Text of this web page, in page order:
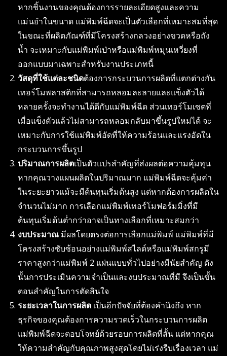
หากชิ้นงานของคุณต้องการรายละเอียดสูงและความ
แม่นยำในขนาด แม่พิมพ์ฉีดจะเป็นตัวเลือกที่เหมาะสมที่สุด
ในขณะที่ผลิตภัณฑ์ที่มีโครงสร้างกลวงอย่างขวดหรือถัง
น้ำ จะเหมาะกับแม่พิมพ์เป่าหรือแม่พิมพ์หมุนเหวี่ยงที่
ออกแบบมาเฉพาะสำหรับงานประเภทนี้
วัสดุที่ใช้แต่ละชนิดต้องการกระบวนการผลิตที่แตกต่างกัน
เทอร์โมพลาสติกที่สามารถหลอมละลายและแข็งตัวได้
หลายครั้งจะทำงานได้ดีกับแม่พิมพ์ฉีด ส่วนเทอร์โมเซตที่
เมื่อแข็งตัวแล้วไม่สามารถหลอมกลับมาขึ้นรูปใหม่ได้ จะ
เหมาะกับการใช้แม่พิมพ์อัดที่ให้ความร้อนและแรงอัดใน
กระบวนการขึ้นรูป
ปริมาณการผลิตเป็นตัวแปรสำคัญที่ส่งผลต่อความคุ้มทุน
หากคุณวางแผนผลิตในปริมาณมาก แม่พิมพ์ฉีดจะคุ้มค่า
ในระยะยาวแม้จะมีต้นทุนเริ่มต้นสูง แต่หากต้องการผลิตใน
จำนวนไม่มาก การเลือกแม่พิมพ์เทอร์โมฟอร์มมิ่งที่มี
ต้นทุนเริ่มต้นต่ำกว่าอาจเป็นทางเลือกที่เหมาะสมกว่า
งบประมาณ มีผลโดยตรงต่อการเลือกแม่พิมพ์ แม่พิมพ์ที่มี
โครงสร้างซับซ้อนอย่างแม่พิมพ์สไลด์หรือแม่พิมพ์สกรูมี
ราคาสูงกว่าแม่พิมพ์ 2 แผ่นแบบทั่วไปอย่างมีนัยสำคัญ ดัง
นั้นการประเมินความจำเป็นและงบประมาณที่มี จึงเป็นขั้น
ตอนสำคัญในการตัดสินใจ
ระยะเวลาในการผลิต เป็นอีกปัจจัยที่ต้องคำนึงถึง หาก
ธุรกิจของคุณต้องการความรวดเร็วในกระบวนการผลิต
แม่พิมพ์ฉีดจะตอบโจทย์ด้วยรอบการผลิตที่สั้น แต่หากคุณ
ให้ความสำคัญกับคุณภาพสูงสุดโดยไม่เร่งรีบเรื่องเวลา แม่